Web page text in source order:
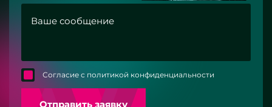
Согласие с политикой конфиденциальности
Отправить заявку